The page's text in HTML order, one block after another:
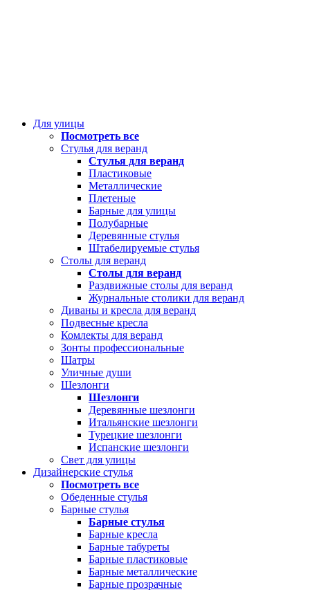
Для улицы
Посмотреть все
Стулья для веранд
Стулья для веранд
Пластиковые
Металлические
Плетеные
Барные для улицы
Полубарные
Деревянные стулья
Штабелируемые стулья
Столы для веранд
Столы для веранд
Раздвижные столы для веранд
Журнальные столики для веранд
Диваны и кресла для веранд
Подвесные кресла
Комлекты для веранд
Зонты профессиональные
Шатры
Уличные души
Шезлонги
Шезлонги
Деревянные шезлонги
Итальянские шезлонги
Турецкие шезлонги
Испанские шезлонги
Свет для улицы
Дизайнерские стулья
Посмотреть все
Обеденные стулья
Барные стулья
Барные стулья
Барные кресла
Барные табуреты
Барные пластиковые
Барные металлические
Барные прозрачные